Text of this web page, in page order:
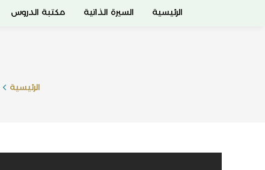
الرئيسية السيرة الذاتية مكتبة الدروس
الرئيسية